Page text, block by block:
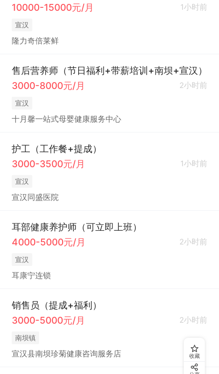
10000-15000元/月
1小时前
宣汉
隆力奇倍莱鲜
售后营养师（节日福利+带薪培训+南坝+宣汉）
3000-8000元/月
2小时前
宣汉
十月馨一站式母婴健康服务中心
护工（工作餐+提成）
3000-3500元/月
1小时前
宣汉
宣汉同盛医院
耳部健康养护师（可立即上班）
4000-5000元/月
2小时前
宣汉
耳康宁连锁
销售员（提成+福利）
3000-5000元/月
2小时前
南坝镇
宣汉县南坝珍菊健康咨询服务店 收藏